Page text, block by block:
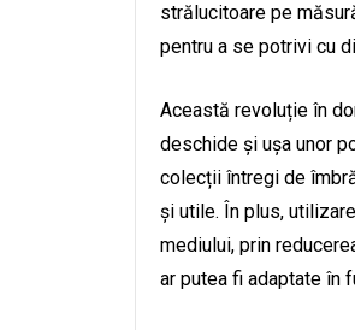
strălucitoare pe
pentru a se potrivi cu
Această revoluție în
deschide și ușa unor
colecții întregi de
și utile. În plus,
mediului, prin
ar putea fi adaptate în